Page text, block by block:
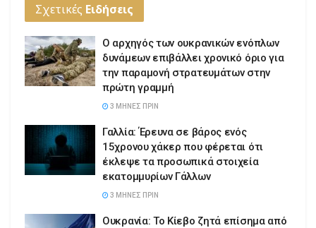
Σχετικές Ειδήσεις
Ο αρχηγός των ουκρανικών ενόπλων
δυνάμεων επιβάλλει χρονικό όριο για
την παραμονή στρατευμάτων στην
πρώτη γραμμή
3 ΜΉΝΕΣ ΠΡΙΝ
Γαλλία: Έρευνα σε βάρος ενός
15χρονου χάκερ που φέρεται ότι
έκλεψε τα προσωπικά στοιχεία
εκατομμυρίων Γάλλων
3 ΜΉΝΕΣ ΠΡΙΝ
Ουκρανία: Το Κίεβο ζητά επίσημα από